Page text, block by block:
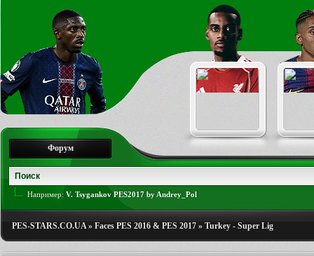
Форум
Например: V. Tsygankov PES2017 by Andrey_Pol
PES-STARS.CO.UA» Faces PES 2016 & PES 2017 » Turkey - Super Lig